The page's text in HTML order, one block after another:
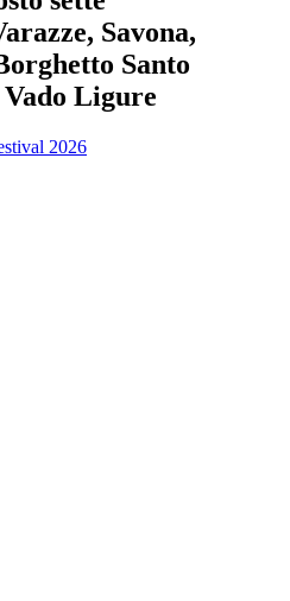
Savona,
Santo
Ligure